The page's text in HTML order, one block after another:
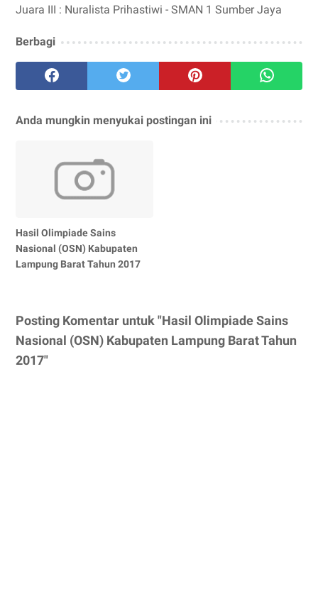
Juara III : Nuralista Prihastiwi - SMAN 1 Sumber Jaya
Berbagi
Anda mungkin menyukai postingan ini
Hasil Olimpiade Sains
Nasional (OSN) Kabupaten
Lampung Barat Tahun 2017
Posting Komentar untuk "Hasil Olimpiade Sains
Nasional (OSN) Kabupaten Lampung Barat Tahun
2017"